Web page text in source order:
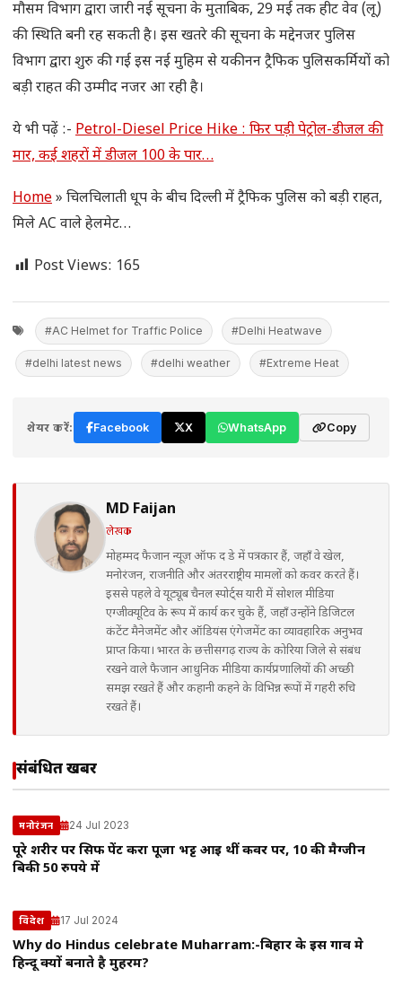
मौसम विभाग द्वारा जारी नई सूचना के मुताबिक, 29 मई तक हीट वेव (लू)
की स्थिति बनी रह सकती है। इस खतरे की सूचना के मद्देनजर पुलिस
विभाग द्वारा शुरु की गई इस नई मुहिम से यकीनन ट्रैफिक पुलिसकर्मियों को
बड़ी राहत की उम्मीद नजर आ रही है।
ये भी पढ़ें :- Petrol-Diesel Price Hike : फिर पड़ी पेट्रोल-डीजल की
मार, कई शहरों में डीजल 100 के पार…
Home» चिलचिलाती धूप के बीच दिल्ली में ट्रैफिक पुलिस को बड़ी राहत,
मिले AC वाले हेलमेट…
Post Views: 165
#AC Helmet for Traffic Police #Delhi Heatwave
#delhi latest news #delhi weather #Extreme Heat
शेयर करें: Facebook X WhatsApp Copy
MD Faijan
लेखक
मोहम्मद फैजान न्यूज़ ऑफ द डे में पत्रकार हैं, जहाँ वे खेल,
मनोरंजन, राजनीति और अंतरराष्ट्रीय मामलों को कवर करते हैं।
इससे पहले वे यूट्यूब चैनल स्पोर्ट्स यारी में सोशल मीडिया
एग्जीक्यूटिव के रूप में कार्य कर चुके हैं, जहाँ उन्होंने डिजिटल
कंटेंट मैनेजमेंट और ऑडियंस एंगेजमेंट का व्यावहारिक अनुभव
प्राप्त किया। भारत के छत्तीसगढ़ राज्य के कोरिया जिले से संबंध
रखने वाले फैजान आधुनिक मीडिया कार्यप्रणालियों की अच्छी
समझ रखते हैं और कहानी कहने के विभिन्न रूपों में गहरी रुचि
रखते हैं।
संबंधित खबरें
मनोरंजन 24 Jul 2023
पूरे शरीर पर सिर्फ पेंट करा पूजा भट्ट आई थीं कवर पर, 10 की मैग्जीन
बिकी 50 रुपये में
विदेश 17 Jul 2024
Why do Hindus celebrate Muharram:-बिहार के इस गाव मे
हिन्दू क्यों बनाते है मुहर्रम?